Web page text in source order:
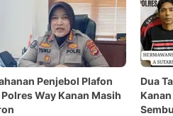
Penjebol Plafon
Polres Way Kanan Masih
Dua